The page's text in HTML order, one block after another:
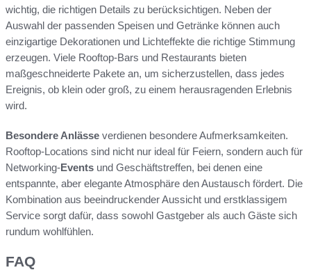
wichtig, die richtigen Details zu berücksichtigen. Neben der
Auswahl der passenden Speisen und Getränke können auch
einzigartige Dekorationen und Lichteffekte die richtige Stimmung
erzeugen. Viele Rooftop-Bars und Restaurants bieten
maßgeschneiderte Pakete an, um sicherzustellen, dass jedes
Ereignis, ob klein oder groß, zu einem herausragenden Erlebnis
wird.
Besondere Anlässe verdienen besondere Aufmerksamkeiten.
Rooftop-Locations sind nicht nur ideal für Feiern, sondern auch für
Networking-Events und Geschäftstreffen, bei denen eine
entspannte, aber elegante Atmosphäre den Austausch fördert. Die
Kombination aus beeindruckender Aussicht und erstklassigem
Service sorgt dafür, dass sowohl Gastgeber als auch Gäste sich
rundum wohlfühlen.
FAQ